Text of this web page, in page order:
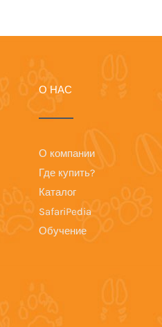
О НАС
О компании
Где купить?
Каталог
SafariPedia
Обучение